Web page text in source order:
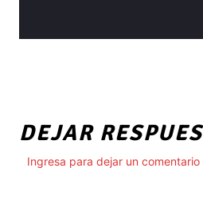
DEJAR
Ingresa para dejar un comentario